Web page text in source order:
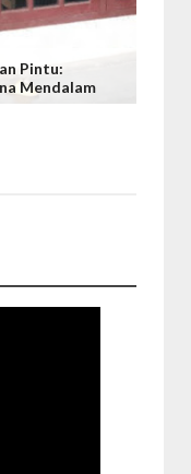
Pintu:
Mendalam